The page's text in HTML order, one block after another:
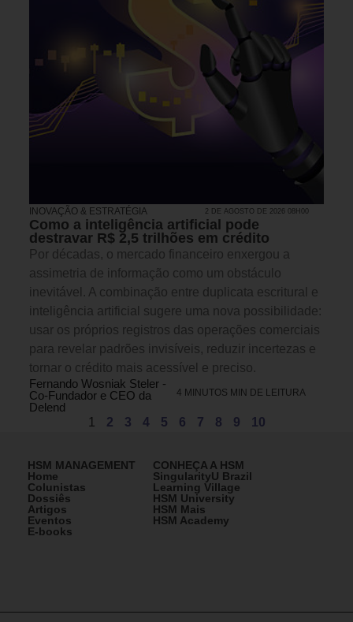
INOVAÇÃO & ESTRATÉGIA 2 DE AGOSTO DE 2026 08H00
Como a inteligência artificial pode
destravar R$ 2,5 trilhões em crédito
Por décadas, o mercado financeiro enxergou a
assimetria de informação como um obstáculo
inevitável. A combinação entre duplicata escritural e
inteligência artificial sugere uma nova possibilidade:
usar os próprios registros das operações comerciais
para revelar padrões invisíveis, reduzir incertezas e
tornar o crédito mais acessível e preciso.
Fernando Wosniak Steler -
Co-Fundador e CEO da
Delend
4 MINUTOS MIN DE LEITURA
1 2 3 4 5 6 7 8 9 10
HSM MANAGEMENT
Home
Colunistas
Dossiês
Artigos
Eventos
E-books
CONHEÇA A HSM
SingularityU Brazil
Learning Village
HSM University
HSM Mais
HSM Academy